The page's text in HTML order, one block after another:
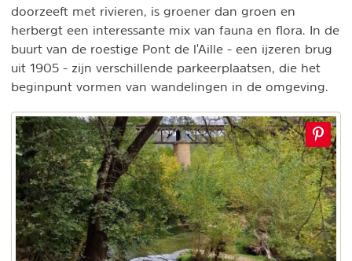
doorzeeft met rivieren, is groener dan groen en
herbergt een interessante mix van fauna en flora. In de
buurt van de roestige Pont de l'Aille - een ijzeren brug
uit 1905 - zijn verschillende parkeerplaatsen, die het
beginpunt vormen van wandelingen in de omgeving.